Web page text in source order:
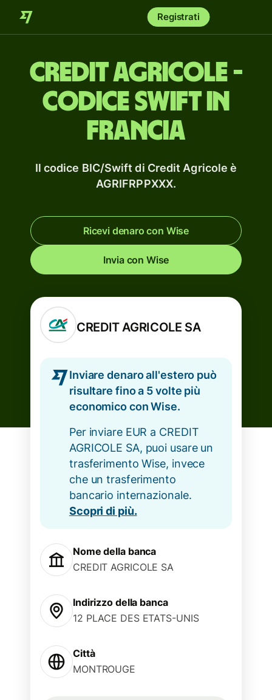
Registrati
Credit Agricole -
codice Swift in
Francia
Il codice BIC/Swift di Credit Agricole è
AGRIFRPPXXX.
Ricevi denaro con Wise
Invia con Wise
CREDIT AGRICOLE SA
Inviare denaro all'estero può
risultare fino a 5 volte più
economico con Wise.
Per inviare EUR a CREDIT
AGRICOLE SA, puoi usare un
trasferimento Wise, invece
che un trasferimento
bancario internazionale.
Scopri di più.
Nome della banca
CREDIT AGRICOLE SA
Indirizzo della banca
12 PLACE DES ETATS-UNIS
Città
MONTROUGE